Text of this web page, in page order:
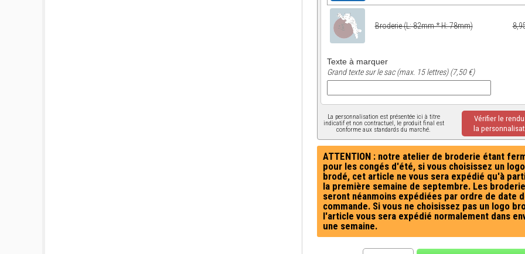
Broderie (L: 82mm * H: 78mm)
Texte à marquer
Grand texte sur le sac (max. 15 lettres) (7,50 €)
La personnalisation est présentée ici à titre
indicatif et non contractuel, le produit final est
conforme aux standards du marché.
Vérifier le
la
ATTENTION : notre atelier de broderie étant
pour les congés d'été, si vous choisissez un logo
brodé, cet article ne vous sera expédié qu'à
la première semaine de septembre. Les
seront néanmoins expédiées par ordre de date
commande. Si vous ne choisissez pas un logo
l'article vous sera expédié normalement dans
une semaine.